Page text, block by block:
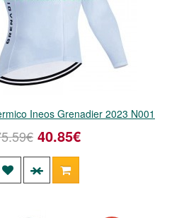
Ineos Grenadier 2023 N001
40.85€